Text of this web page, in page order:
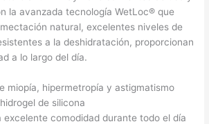
la avanzada tecnología WetLoc® que
natural, excelentes niveles de
a la deshidratación, proporcionan
a lo largo del día.
miopía, hipermetropía y astigmatismo
de silicona
excelente comodidad durante todo el día